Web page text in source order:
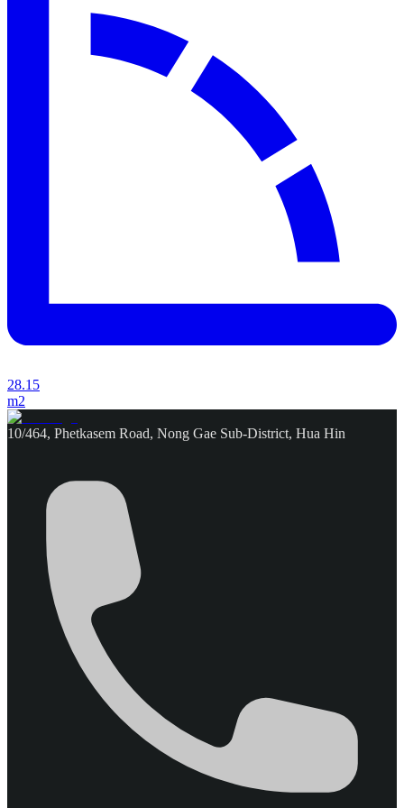
28.15
m2
10/464, Phetkasem Road, Nong Gae Sub-District, Hua Hin